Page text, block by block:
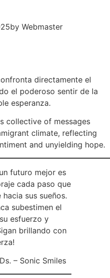
byWebmaster
directamente el
el poderoso sentir de la
esperanza.
collective of messages
climate, reflecting
and unyielding hope.
futuro mejor es
cada paso que
sus sueños.
subestimen el
esfuerzo y
brillando con
– Sonic Smiles